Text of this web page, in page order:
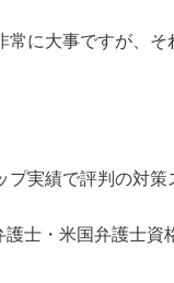
に大事ですが、
実績で評判の対策
士・米国弁護士